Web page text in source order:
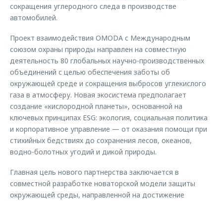
сокращения углеродного следа в производстве
автомобилей.
Проект взаимодействия OMODA с Международным
союзом охраны природы направлен на совместную
деятельность 80 глобальных научно-производственных
объединений с целью обеспечения заботы об
окружающей среде и сокращения выбросов углекислого
газа в атмосферу. Новая экосистема предполагает
создание «кислородной планеты», основанной на
ключевых принципах ESG: экология, социальная политика
и корпоративное управление — от оказания помощи при
стихийных бедствиях до сохранения лесов, океанов,
водно-болотных угодий и дикой природы.
Главная цель нового партнерства заключается в
совместной разработке новаторской модели защиты
окружающей среды, направленной на достижение